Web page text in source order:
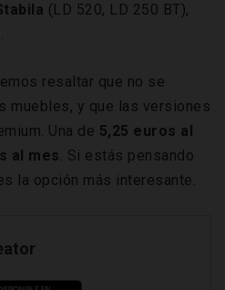
(LD 520, LD 250 BT),
.
resaltar que no se
muebles, y que las versiones
Una de 5,25 euros al
al mes. Si estás pensando
la opción más interesante.